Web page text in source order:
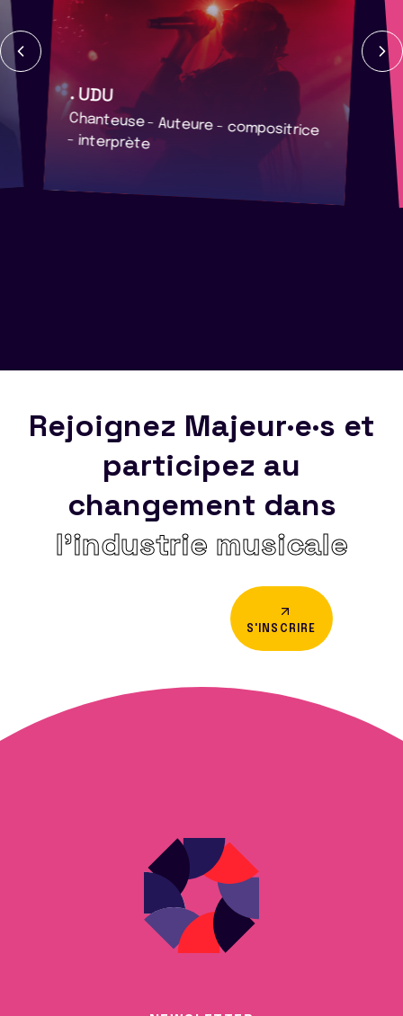
. UDU
Chanteuse - Auteure - compositrice
- interprète
Rejoignez Majeur·e·s et
participez au
changement dans
l’industrie musicale
S'INSCRIRE